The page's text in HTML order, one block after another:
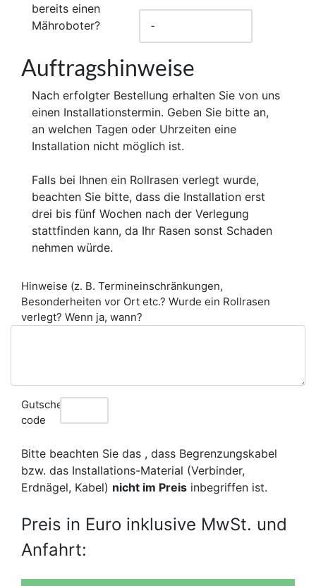
bereits einen
Mähroboter?
Auftragshinweise
Nach erfolgter Bestellung erhalten Sie von uns
einen Installationstermin. Geben Sie bitte an,
an welchen Tagen oder Uhrzeiten eine
Installation nicht möglich ist.
Falls bei Ihnen ein Rollrasen verlegt wurde,
beachten Sie bitte, dass die Installation erst
drei bis fünf Wochen nach der Verlegung
stattfinden kann, da Ihr Rasen sonst Schaden
nehmen würde.
Hinweise (z. B. Termineinschränkungen,
Besonderheiten vor Ort etc.? Wurde ein Rollrasen
verlegt? Wenn ja, wann?
Gutschein
code
Bitte beachten Sie das , dass Begrenzungskabel
bzw. das Installations-Material (Verbinder,
Erdnägel, Kabel) nicht im Preis inbegriffen ist.
Preis in Euro inklusive MwSt. und
Anfahrt: